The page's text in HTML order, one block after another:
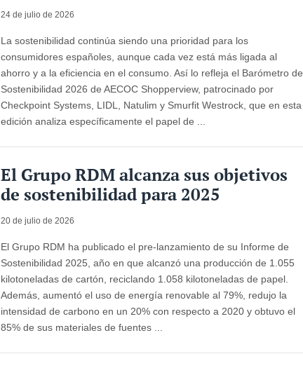
24 de julio de 2026
La sostenibilidad continúa siendo una prioridad para los
consumidores españoles, aunque cada vez está más ligada al
ahorro y a la eficiencia en el consumo. Así lo refleja el Barómetro de
Sostenibilidad 2026 de AECOC Shopperview, patrocinado por
Checkpoint Systems, LIDL, Natulim y Smurfit Westrock, que en esta
edición analiza específicamente el papel de ...
El Grupo RDM alcanza sus objetivos
de sostenibilidad para 2025
20 de julio de 2026
El Grupo RDM ha publicado el pre-lanzamiento de su Informe de
Sostenibilidad 2025, año en que alcanzó una producción de 1.055
kilotoneladas de cartón, reciclando 1.058 kilotoneladas de papel.
Además, aumentó el uso de energía renovable al 79%, redujo la
intensidad de carbono en un 20% con respecto a 2020 y obtuvo el
85% de sus materiales de fuentes ...